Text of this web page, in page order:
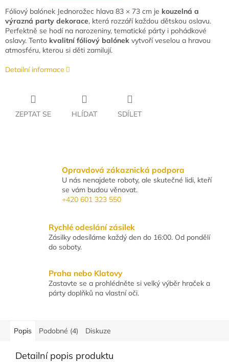
Fóliový balónek Jednorožec hlava 83 × 73 cm je kouzelná a
výrazná party dekorace, která rozzáří každou dětskou oslavu.
Perfektně se hodí na narozeniny, tematické párty i pohádkové
oslavy. Tento kvalitní fóliový balónek vytvoří veselou a hravou
atmosféru, kterou si děti zamilují.
Detailní informace
ZEPTAT SE HLÍDAT SDÍLET
Opravdová zákaznická podpora
U nás nenajdete roboty, ale skutečné lidi, kteří
se vám budou věnovat.
+420 601 323 550
Rychlé odeslání zásilek
Zásilky odesíláme každý den do 16:00. Od pondělí
do soboty.
Praha nebo Klatovy
Zastavte se a prohlédněte si velký výběr hraček a
párty doplňků na vlastní oči.
Popis Podobné (4) Diskuze
Detailní popis produktu